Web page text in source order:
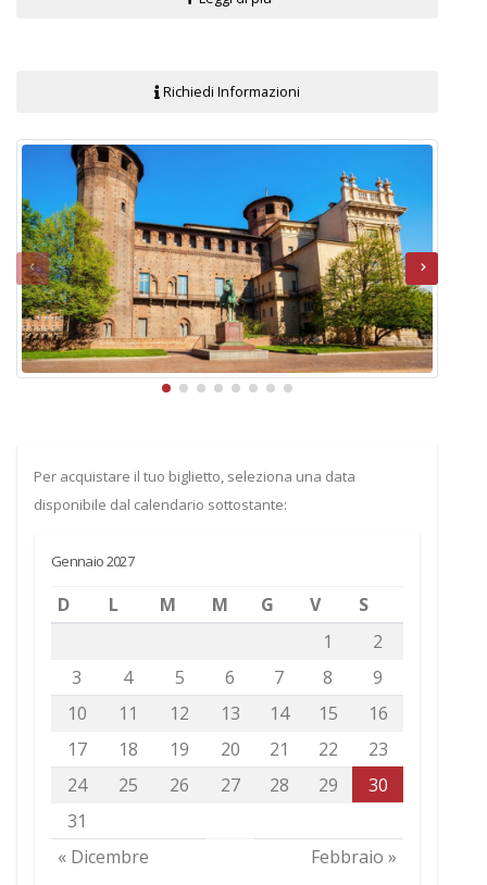
Richiedi Informazioni
Per acquistare il tuo biglietto, seleziona una data
disponibile dal calendario sottostante:
Gennaio 2027
D L M M G V S
« Dicembre Febbraio »
1
2
3
4 5 6 7 8
9
10
11 12 13 14 15
16
17
18 19 20 21 22
23
24
25 26 27 28 29
30
31